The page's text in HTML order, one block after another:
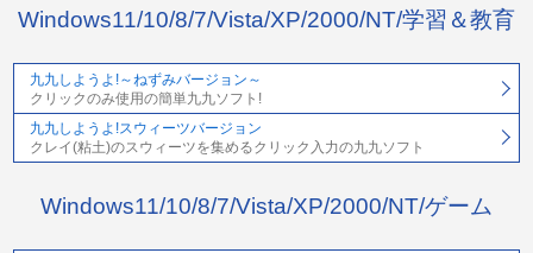
Windows11/10/8/7/Vista/XP/2000/NT/学習＆教育
九九しようよ!～ねずみバージョン～
クリックのみ使用の簡単九九ソフト!
九九しようよ!スウィーツバージョン
クレイ(粘土)のスウィーツを集めるクリック入力の九九ソフト
Windows11/10/8/7/Vista/XP/2000/NT/ゲーム